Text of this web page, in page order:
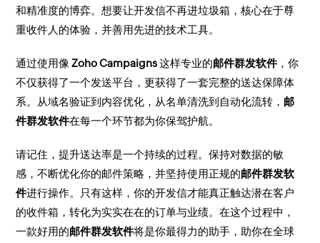
和精准度的博弈。想要让开发信不再进垃圾箱，核心在于尊
重收件人的体验，并善用先进的技术工具。
通过使用像Zoho Campaigns这样专业的邮件群发软件，你
不仅获得了一个发送平台，更获得了一套完整的送达保障体
系。从域名验证到内容优化，从名单清洗到自动化流转， 邮
件群发软件在每一个环节都为你保驾护航。
请记住，提升送达率是一个持续的过程。保持对数据的敏
感，不断优化你的邮件策略，并坚持使用正规的邮件群发软
件进行操作。只有这样，你的开发信才能真正触达潜在客户
的收件箱，转化为实实在在的订单与业绩。在这个过程中，
一款好用的邮件群发软件将是你最得力的助手，助你在全球